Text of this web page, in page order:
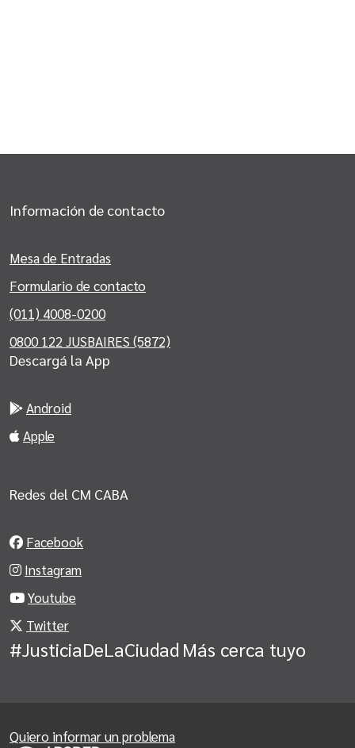
Información de contacto
Mesa de Entradas
Formulario de contacto
(011) 4008-0200
0800 122 JUSBAIRES (5872)
Descargá la App
Android
Apple
Redes del CM CABA
Facebook
Instagram
Youtube
Twitter
#JusticiaDeLaCiudad Más cerca tuyo
Quiero informar un problema